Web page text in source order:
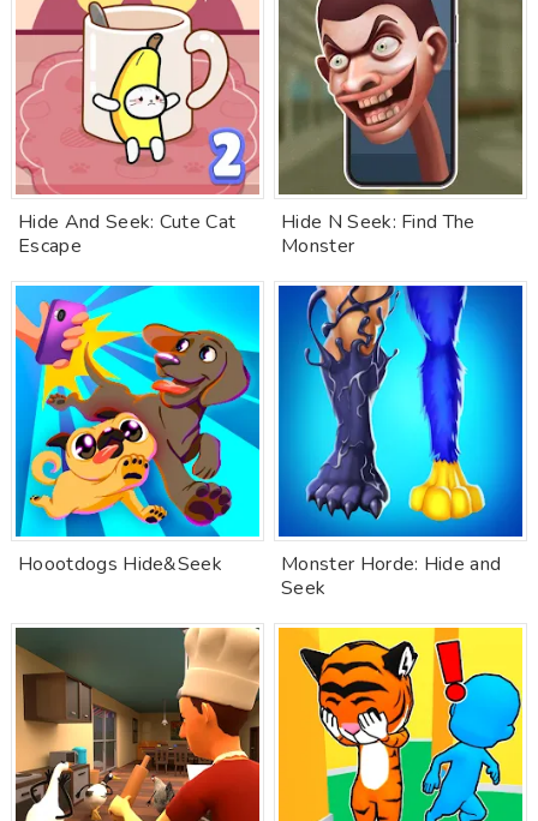
Hide And Seek: Cute Cat
Escape
Hide N Seek: Find The
Monster
Hoootdogs Hide&Seek
Monster Horde: Hide and
Seek